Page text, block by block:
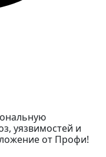
уязвимостей и
от Профи!